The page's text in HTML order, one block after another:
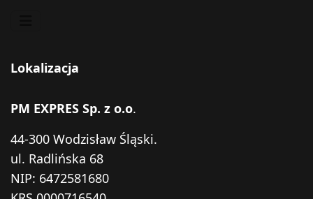
Lokalizacja
PM EXPRES Sp. z o.o.
44-300 Wodzisław Śląski.
ul. Radlińska 68
NIP: 6472581680